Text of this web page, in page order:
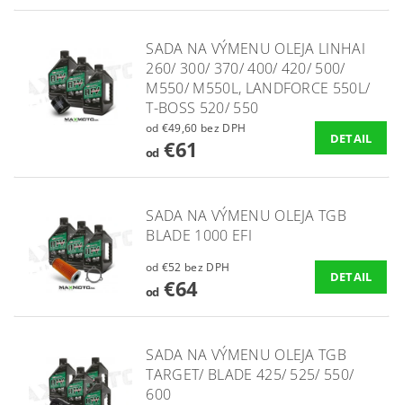
SADA NA VÝMENU OLEJA LINHAI
260/ 300/ 370/ 400/ 420/ 500/
M550/ M550L, LANDFORCE 550L/
T-BOSS 520/ 550
od €49,60 bez DPH
od€61 DETAIL
SADA NA VÝMENU OLEJA TGB
BLADE 1000 EFI
od €52 bez DPH
od€64 DETAIL
SADA NA VÝMENU OLEJA TGB
TARGET/ BLADE 425/ 525/ 550/
600